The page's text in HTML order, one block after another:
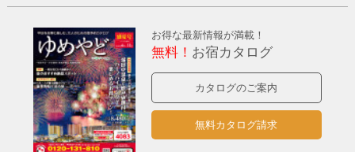
お得な最新情報が満載！
無料！ お宿カタログ
カタログのご案内
無料カタログ請求